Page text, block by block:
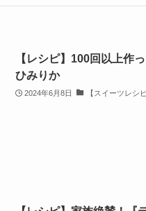
【レシピ】100回以上作
ひみりか
2024年6月8日 【スイーツレシピ